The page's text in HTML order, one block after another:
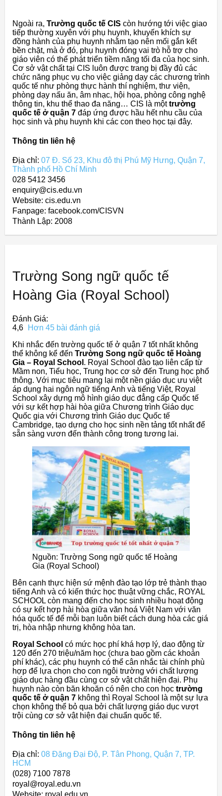
Ngoài ra, Trường quốc tế CIS còn hướng tới việc giao
tiếp thường xuyên với phụ huynh, khuyến khích sự
đồng hành của phụ huynh nhằm tạo nên mối gắn kết
bền chặt, mà ở đó, phụ huynh đóng vai trò hỗ trợ cho
giáo viên có thể phát triển tiềm năng tối đa của học sinh.
Cơ sở vật chất tại CIS luôn được trang bị đầy đủ các
chức năng phục vụ cho việc giảng dạy các chương trình
quốc tế như phòng thực hành thí nghiệm, thư viện,
phòng dạy nấu ăn, âm nhạc, hội họa, phòng công nghệ
thông tin, khu thể thao đa năng… CIS là mộttrường
quốc tế ở quận 7 đáp ứng được hầu hết nhu cầu của
học sinh và phụ huynh khi các con theo học tại đây.
Thông tin liên hệ
Địa chỉ: 07 Đ. Số 23, Khu đô thị Phú Mỹ Hưng, Quận 7,
Thành phố Hồ Chí Minh
028 5412 3456
enquiry@cis.edu.vn
Website: cis.edu.vn
Fanpage: facebook.com/CISVN
Thành Lập: 2008
Trường Song ngữ quốc tế
Hoàng Gia (Royal School)
Đánh Giá:
4,6
Hơn 45 bài đánh giá
Khi nhắc đến trường quốc tế ở quận 7 tốt nhất không
thể không kể đến Trường Song ngữ quốc tế Hoàng
Gia – Royal School . Royal School đào tạo liên cấp từ
Mầm non, Tiểu học, Trung học cơ sở đến Trung học phổ
thông. Với mục tiêu mang lại một nền giáo dục ưu việt
áp dụng hai ngôn ngữ tiếng Anh và tiếng Việt, Royal
School xây dựng mô hình giáo dục đẳng cấp Quốc tế
với sự kết hợp hài hòa giữa Chương trình Giáo dục
Quốc gia với Chương trình Giáo dục Quốc tế
Cambridge, tạo dựng cho học sinh nền tảng tốt nhất để
sẵn sàng vươn đến thành công trong tương lai.
Nguồn: Trường Song ngữ quốc tế Hoàng
Gia (Royal School)
Bên cạnh thực hiện sứ mệnh đào tạo lớp trẻ thành thạo
tiếng Anh và có kiến thức học thuật vững chắc, ROYAL
SCHOOL còn mang đến cho học sinh nhiều hoạt động
có sự kết hợp hài hòa giữa văn hoá Việt Nam với văn
hóa quốc tế để mỗi bạn luôn biết cách dung hòa các giá
trị, hòa nhập nhưng không hòa tan.
Royal School có mức học phí khá hợp lý, dao động từ
120 đến 270 triệu/năm học (chưa bao gồm các khoản
phí khác), các phụ huynh có thể cân nhắc tài chính phù
hợp để lựa chọn cho con ngôi trường với chất lượng
giáo dục hàng đầu cùng cơ sở vật chất hiện đại. Phụ
huynh nào còn băn khoăn có nên cho con học trường
quốc tế ở quận 7 không thì Royal School là một sự lựa
chọn không thể bỏ qua bởi chất lượng giáo dục vượt
trội cùng cơ sở vật hiện đại chuẩn quốc tế.
Thông tin liên hệ
Địa chỉ: 08 Đặng Đại Độ, P. Tân Phong, Quận 7, TP.
HCM
(028) 7100 7878
royal@royal.edu.vn